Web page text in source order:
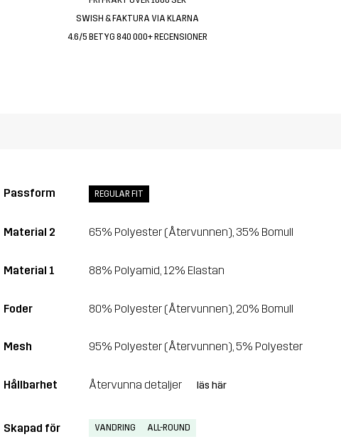
SWISH & FAKTURA VIA KLARNA
4.6/5 BETYG 840 000+ RECENSIONER
Passform REGULAR FIT
Material 2 65% Polyester (Återvunnen), 35% Bomull
Material 1 88% Polyamid, 12% Elastan
Foder 80% Polyester (Återvunnen), 20% Bomull
Mesh 95% Polyester (Återvunnen), 5% Polyester
Hållbarhet Återvunna detaljer läs här
Skapad för VANDRING ALL-ROUND